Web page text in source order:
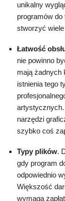
unikalny
programów do
stworzyć
Łatwość
nie powinno
mają żadnych
istnienia tego
narzędzi
szybko coś
Typy plików.
gdy program
odpowiednio
Większość
wymaga